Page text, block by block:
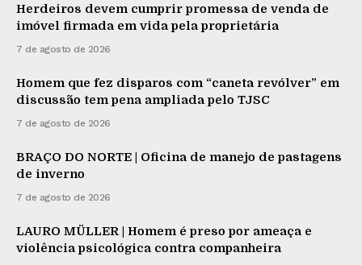
Herdeiros devem cumprir promessa de venda de
imóvel firmada em vida pela proprietária
7 de agosto de 2026
Homem que fez disparos com “caneta revólver” em
discussão tem pena ampliada pelo TJSC
7 de agosto de 2026
BRAÇO DO NORTE | Oficina de manejo de pastagens
de inverno
7 de agosto de 2026
LAURO MÜLLER | Homem é preso por ameaça e
violência psicológica contra companheira